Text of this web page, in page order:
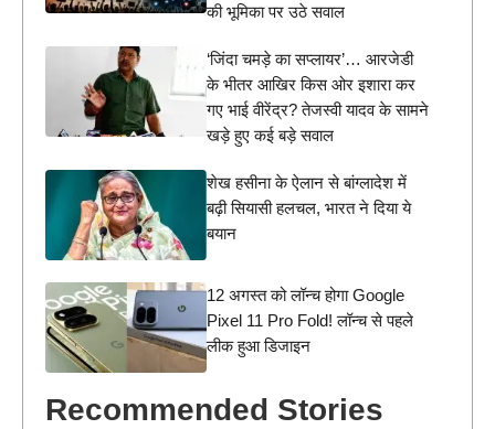
की भूमिका पर उठे सवाल
‘जिंदा चमड़े का सप्लायर’… आरजेडी
के भीतर आखिर किस ओर इशारा कर
गए भाई वीरेंद्र? तेजस्वी यादव के सामने
खड़े हुए कई बड़े सवाल
शेख हसीना के ऐलान से बांग्लादेश में
बढ़ी सियासी हलचल, भारत ने दिया ये
बयान
12 अगस्त को लॉन्च होगा Google
Pixel 11 Pro Fold! लॉन्च से पहले
लीक हुआ डिजाइन
Recommended Stories